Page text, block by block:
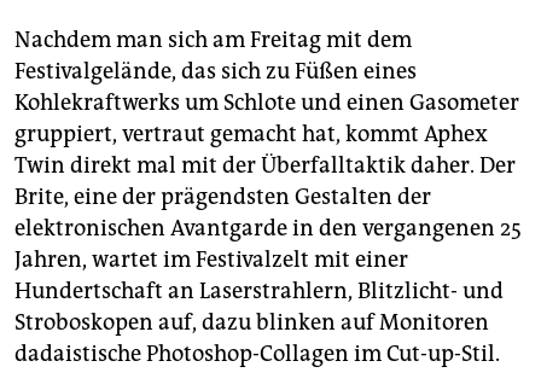
Nachdem man sich am Freitag mit dem
Festivalgelände, das sich zu Füßen eines
Kohlekraftwerks um Schlote und einen Gasometer
gruppiert, vertraut gemacht hat, kommt Aphex
Twin direkt mal mit der Überfalltaktik daher. Der
Brite, eine der prägendsten Gestalten der
elektronischen Avantgarde in den vergangenen 25
Jahren, wartet im Festivalzelt mit einer
Hundertschaft an Laserstrahlern, Blitzlicht- und
Stroboskopen auf, dazu blinken auf Monitoren
dadaistische Photoshop-Collagen im Cut-up-Stil.